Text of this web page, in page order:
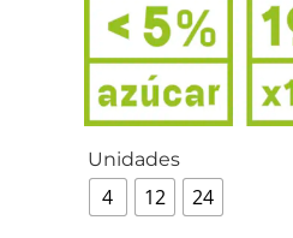
Unidades
4 12 24